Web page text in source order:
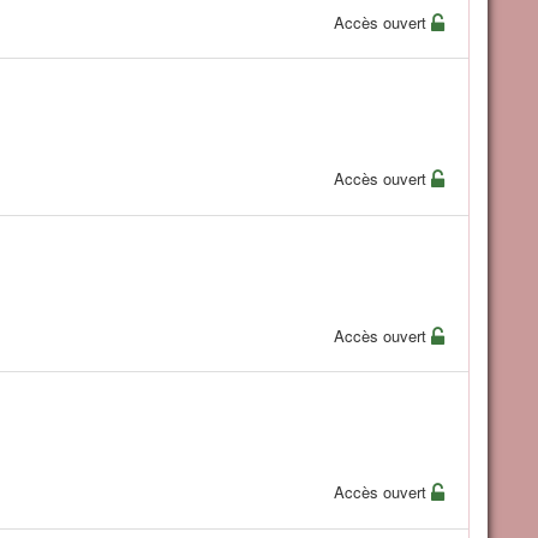
Accès ouvert
Accès ouvert
Accès ouvert
Accès ouvert